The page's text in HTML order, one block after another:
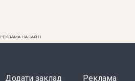
РЕКЛАМА НА САЙТІ
Додати заклад Реклама